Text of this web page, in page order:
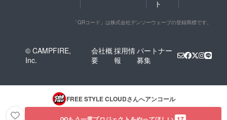
ト
「QRコード」は株式会社デンソーウェーブの登録商標です。
© CAMPFIRE,
Inc.
会社概
要
採用情
報
パートナー
募集
FREE STYLE CLOUDさんへアンコール